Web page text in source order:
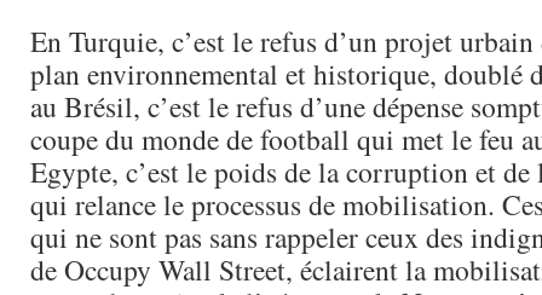
En Turquie, c’est le refus d’un projet
plan environnemental et historique, doublé
au Brésil, c’est le refus d’une dépense
coupe du monde de football qui met le feu
Egypte, c’est le poids de la corruption et de
qui relance le processus de mobilisation.
qui ne sont pas sans rappeler ceux des
de Occupy Wall Street, éclairent la